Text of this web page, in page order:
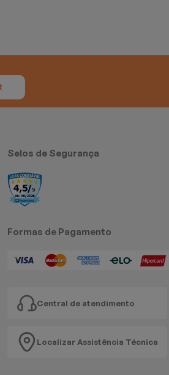
Selos de Segurança
Formas de Pagamento
Central de atendimento
Localizar Assistência Técnica